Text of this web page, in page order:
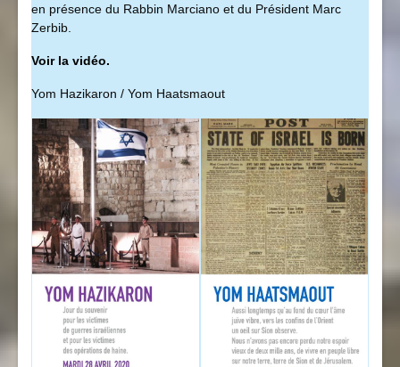
en présence du Rabbin Marciano et du Président Marc
Zerbib.
Voir la vidéo.
Yom Hazikaron / Yom Haatsmaout